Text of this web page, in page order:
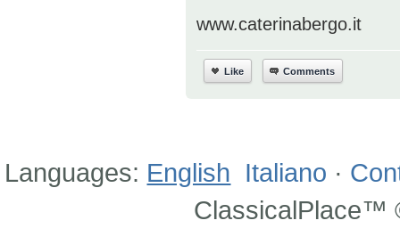
www.caterinabergo.it
Like Comments
Languages: English Italiano ·
ClassicalPlace™